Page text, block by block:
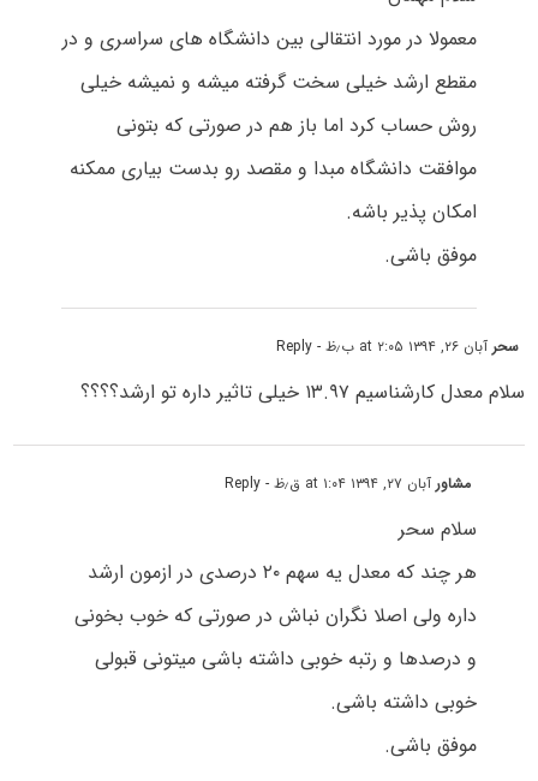
معمولا در مورد انتقالی بین دانشگاه های سراسری و در
مقطع ارشد خیلی سخت گرفته میشه و نمیشه خیلی
روش حساب کرد اما باز هم در صورتی که بتونی
موافقت دانشگاه مبدا و مقصد رو بدست بیاری ممکنه
امکان پذیر باشه.
موفق باشی.
سحر آبان ۲۶, ۱۳۹۴ at ۲:۰۵ ب٫ظ - Reply
سلام معدل کارشناسیم ۱۳.۹۷ خیلی تاثیر داره تو ارشد؟؟؟؟
مشاور آبان ۲۷, ۱۳۹۴ at ۱:۰۴ ق٫ظ - Reply
سلام سحر
هر چند که معدل یه سهم ۲۰ درصدی در ازمون ارشد
داره ولی اصلا نگران نباش در صورتی که خوب بخونی
و درصدها و رتبه خوبی داشته باشی میتونی قبولی
خوبی داشته باشی.
موفق باشی.